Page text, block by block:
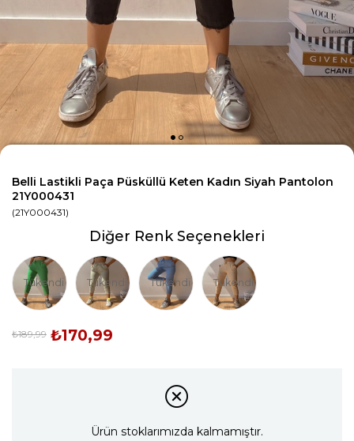
Belli Lastikli Paça Püsküllü Keten Kadın Siyah Pantolon
21Y000431
(21Y000431)
Diğer Renk Seçenekleri
Tükendi Tükendi Tükendi Tükendi
₺189,99 ₺170,99
Ürün stoklarımızda kalmamıştır.